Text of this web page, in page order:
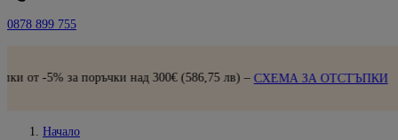
0878 899 755
300€ (586,75 лв) –СХЕМА ЗА ОТСТЪПКИ Бърза
Начало